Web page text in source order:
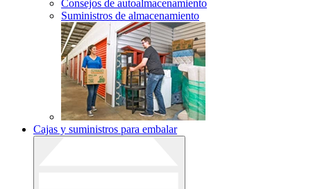
Consejos de autoalmacenamiento
Suministros de almacenamiento
Cajas y suministros para embalar